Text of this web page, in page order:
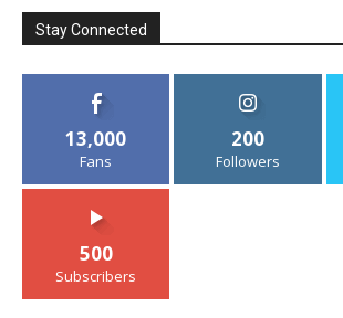
Stay Connected
13,000
Fans
200
Followers
500
Subscribers